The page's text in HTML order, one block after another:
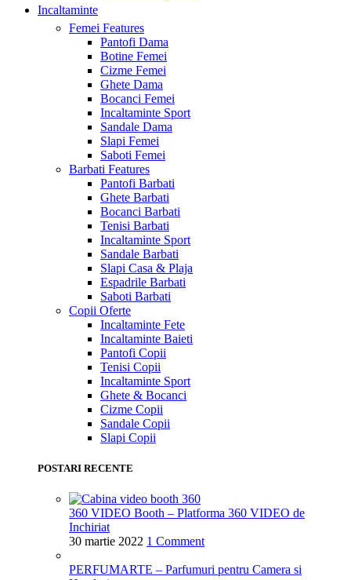
Incaltaminte
Femei Features
Pantofi Dama
Botine Femei
Cizme Femei
Ghete Dama
Bocanci Femei
Incaltaminte Sport
Sandale Dama
Slapi Femei
Saboti Femei
Barbati Features
Pantofi Barbati
Ghete Barbati
Bocanci Barbati
Tenisi Barbati
Incaltaminte Sport
Sandale Barbati
Slapi Casa & Plaja
Espadrile Barbati
Saboti Barbati
Copii Oferte
Incaltaminte Fete
Incaltaminte Baieti
Pantofi Copii
Tenisi Copii
Incaltaminte Sport
Ghete & Bocanci
Cizme Copii
Sandale Copii
Slapi Copii
POSTARI RECENTE
360 VIDEO Booth – Platforma 360 VIDEO de
Inchiriat
30 martie 2022 1 Comment
PERFUMARTE – Parfumuri pentru Camera si